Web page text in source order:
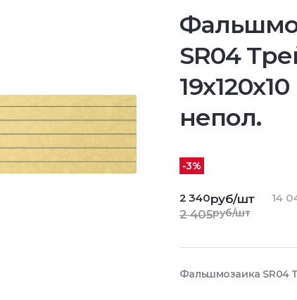
SR04
19x120x10
непол.
-3%
2 340руб/шт
2 405руб/шт
14
Фальшмозаика SR04